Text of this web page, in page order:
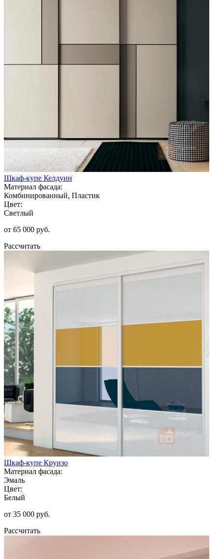
Шкаф-купе Келдуин
Материал фасада:
Комбинированный, Пластик
Цвет:
Светлый
от 65 000 руб.
Рассчитать
Шкаф-купе Круизо
Материал фасада:
Эмаль
Цвет:
Белый
от 35 000 руб.
Рассчитать